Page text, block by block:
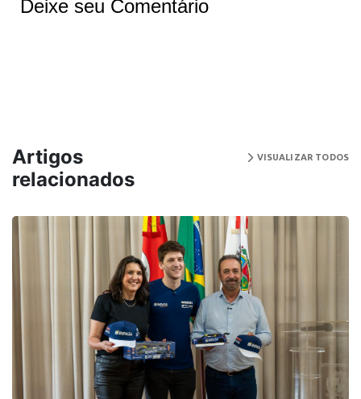
Deixe seu Comentário
Artigos
relacionados
VISUALIZAR TODOS